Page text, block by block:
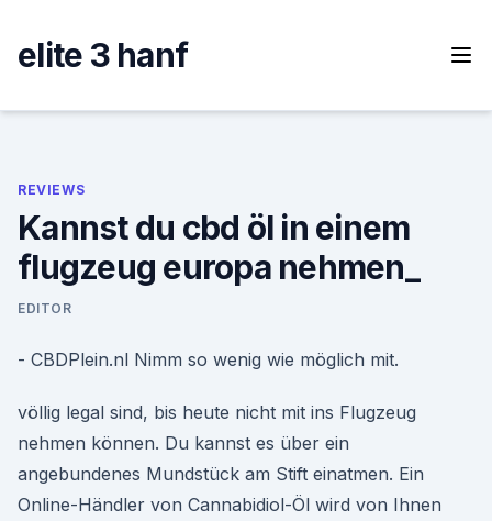
content
elite 3 hanf
REVIEWS
Kannst du cbd öl in einem
flugzeug europa nehmen_
EDITOR
- CBDPlein.nl Nimm so wenig wie möglich mit.
völlig legal sind, bis heute nicht mit ins Flugzeug
nehmen können. Du kannst es über ein
angebundenes Mundstück am Stift einatmen. Ein
Online-Händler von Cannabidiol-Öl wird von Ihnen